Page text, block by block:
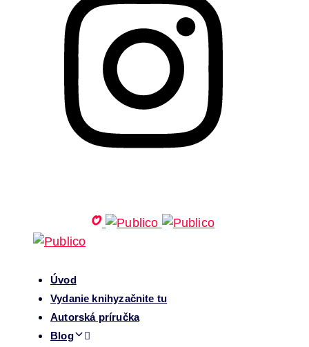
Úvod
Vydanie knihyzačnite tu
Autorská príručka
Blog